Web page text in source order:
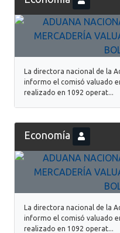
La directora nacional de la
informo el comisó valuado
realizado en 1092 operat...
Economía
La directora nacional de la
informo el comisó valuado
realizado en 1092 operat...